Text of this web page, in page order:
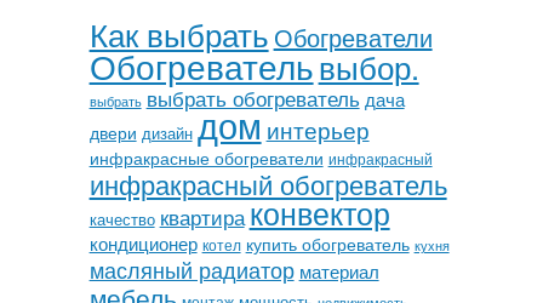
Как выбрать Обогреватели
Обогревательвыбор.
выбрать выбрать обогреватель дача
двери дизайн дом интерьер
инфракрасные обогреватели инфракрасный
инфракрасный обогреватель
качество квартираконвектор
кондиционер котел купить обогреватель кухня
масляный радиатор материал